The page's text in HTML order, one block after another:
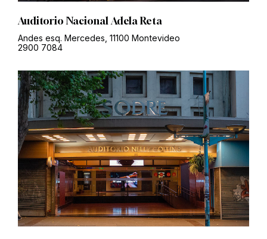
Auditorio Nacional Adela Reta
Andes esq. Mercedes, 11100 Montevideo
2900 7084